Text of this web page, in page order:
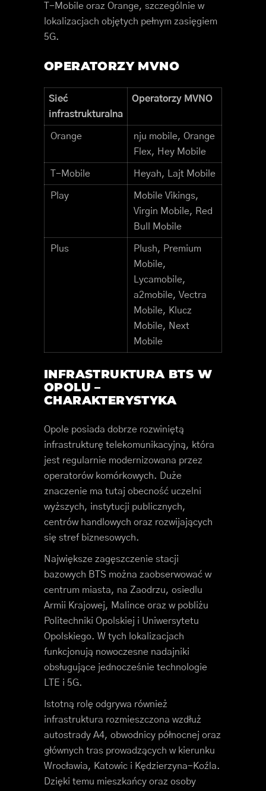
T-Mobile oraz Orange, szczególnie w
lokalizacjach objętych pełnym zasięgiem
5G.
OPERATORZY MVNO
Sieć
infrastrukturalna
Operatorzy MVNO
Orange
nju mobile, Orange
Flex, Hey Mobile
T-Mobile Heyah, Lajt Mobile
Play
Mobile Vikings,
Virgin Mobile, Red
Bull Mobile
Plus
Plush, Premium
Mobile,
Lycamobile,
a2mobile, Vectra
Mobile, Klucz
Mobile, Next
Mobile
INFRASTRUKTURA BTS W
OPOLU –
CHARAKTERYSTYKA
Opole posiada dobrze rozwiniętą
infrastrukturę telekomunikacyjną, która
jest regularnie modernizowana przez
operatorów komórkowych. Duże
znaczenie ma tutaj obecność uczelni
wyższych, instytucji publicznych,
centrów handlowych oraz rozwijających
się stref biznesowych.
Największe zagęszczenie stacji
bazowych BTS można zaobserwować w
centrum miasta, na Zaodrzu, osiedlu
Armii Krajowej, Malince oraz w pobliżu
Politechniki Opolskiej i Uniwersytetu
Opolskiego. W tych lokalizacjach
funkcjonują nowoczesne nadajniki
obsługujące jednocześnie technologie
LTE i 5G.
Istotną rolę odgrywa również
infrastruktura rozmieszczona wzdłuż
autostrady A4, obwodnicy północnej oraz
głównych tras prowadzących w kierunku
Wrocławia, Katowic i Kędzierzyna-Koźla.
Dzięki temu mieszkańcy oraz osoby